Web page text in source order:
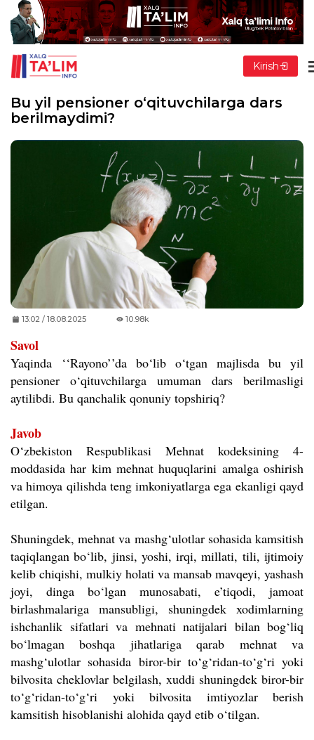
Kirish
Bu yil pensioner o‘qituvchilarga dars
berilmaydimi?
13:02 / 18.08.2025 10.98k
Savol
Yaqinda ‘‘Rayono’’da bo‘lib o‘tgan majlisda bu yil
pensioner o‘qituvchilarga umuman dars berilmasligi
aytilibdi. Bu qanchalik qonuniy topshiriq?
Javob
O‘zbekiston Respublikasi Mehnat kodeksining 4-
moddasida har kim mehnat huquqlarini amalga oshirish
va himoya qilishda teng imkoniyatlarga ega ekanligi qayd
etilgan.
Shuningdek, mehnat va mashg‘ulotlar sohasida kamsitish
taqiqlangan bo‘lib, jinsi, yoshi, irqi, millati, tili, ijtimoiy
kelib chiqishi, mulkiy holati va mansab mavqeyi, yashash
joyi, dinga bo‘lgan munosabati, e’tiqodi, jamoat
birlashmalariga mansubligi, shuningdek xodimlarning
ishchanlik sifatlari va mehnati natijalari bilan bog‘liq
bo‘lmagan boshqa jihatlariga qarab mehnat va
mashg‘ulotlar sohasida biror-bir to‘g‘ridan-to‘g‘ri yoki
bilvosita cheklovlar belgilash, xuddi shuningdek biror-bir
to‘g‘ridan-to‘g‘ri yoki bilvosita imtiyozlar berish
kamsitish hisoblanishi alohida qayd etib o‘tilgan.